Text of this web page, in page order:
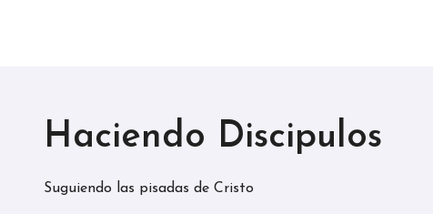
Haciendo Discipulos
Suguiendo las pisadas de Cristo